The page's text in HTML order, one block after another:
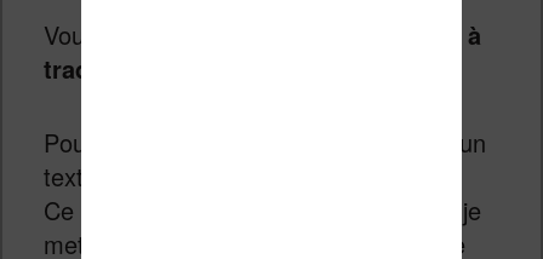
Vous allez devoir s
électionner le livre à
traduire
Pour ce tutoriel, j’ai décidé de prendre un
texte court de
Ce texte est dans le domaine public et je
mettrai à disposition la traduction de ce